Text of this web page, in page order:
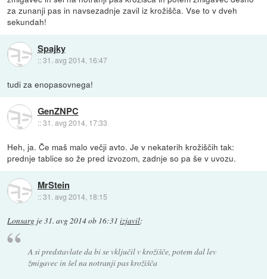
za zunanji pas in navsezadnje zavil iz krožišča. Vse to v dveh
sekundah!
Spajky
::31. avg 2014, 16:47
tudi za enopasovnega!
GenZNPC
::31. avg 2014, 17:33
Heh, ja. Če maš malo večji avto. Je v nekaterih krožiščih tak:
prednje tablice so že pred izvozom, zadnje so pa še v uvozu.
MrStein
::31. avg 2014, 18:15
Lonsarg je31. avg 2014 ob 16:31 izjavil:
A si predstavlate da bi se vključil v krožišče, potem dal lev
žmigavec in šel na notranji pas krožišča